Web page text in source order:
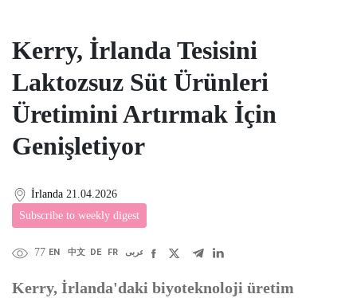
Kerry, İrlanda Tesisini
Laktozsuz Süt Ürünleri
Üretimini Artırmak İçin
Genişletiyor
İrlanda 21.04.2026
Subscribe to weekly digest
77 EN 中文 DE FR عربى
Kerry, İrlanda'daki biyoteknoloji üretim